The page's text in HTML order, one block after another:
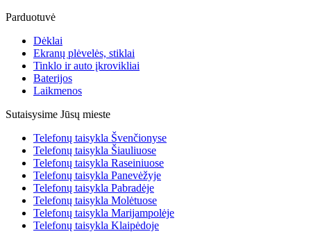
Parduotuvė
Dėklai
Ekranų plėvelės, stiklai
Tinklo ir auto įkrovikliai
Baterijos
Laikmenos
Sutaisysime Jūsų mieste
Telefonų taisykla Švenčionyse
Telefonų taisykla Šiauliuose
Telefonų taisykla Raseiniuose
Telefonų taisykla Panevėžyje
Telefonų taisykla Pabradėje
Telefonų taisykla Molėtuose
Telefonų taisykla Marijampolėje
Telefonų taisykla Klaipėdoje